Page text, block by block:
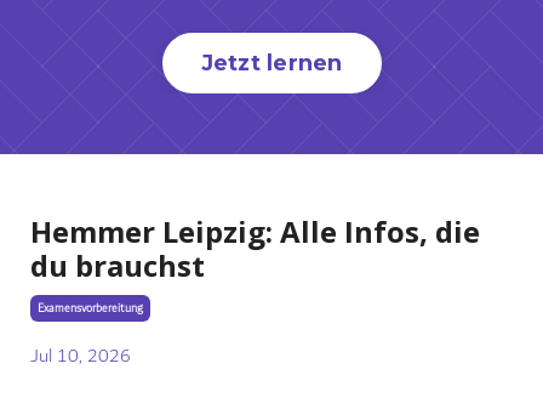
Jetzt lernen
Hemmer Leipzig: Alle Infos, die
du brauchst
Examensvorbereitung
Jul 10, 2026